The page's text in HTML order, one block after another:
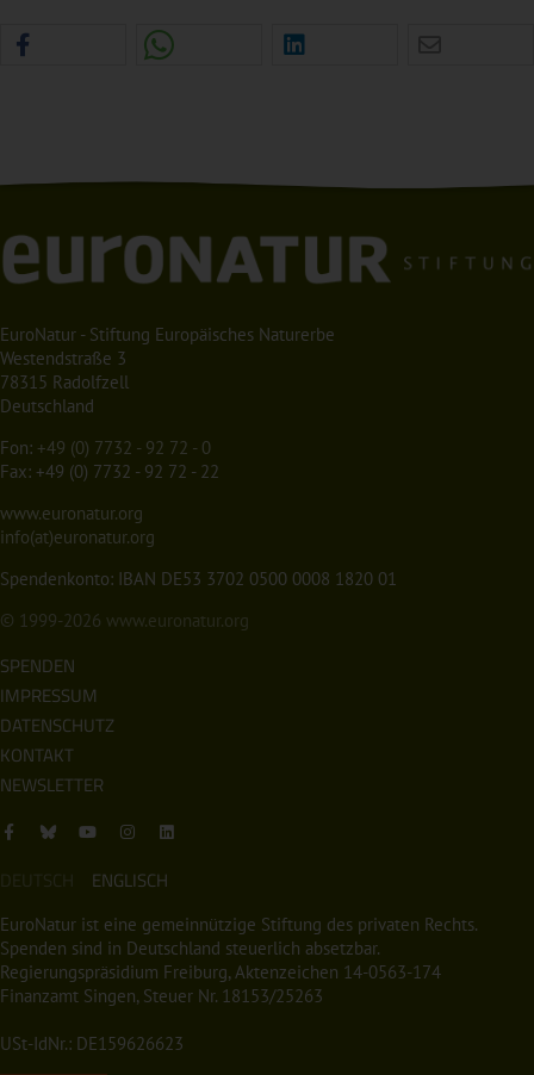
EuroNatur - Stiftung Europäisches Naturerbe
Westendstraße 3
78315 Radolfzell
Deutschland
Fon: +49 (0) 7732 - 92 72 - 0
Fax: +49 (0) 7732 - 92 72 - 22
www.euronatur.org
info(at)euronatur.org
Spendenkonto: IBAN DE53 3702 0500 0008 1820 01
© 1999-2026 www.euronatur.org
SPENDEN
IMPRESSUM
DATENSCHUTZ
KONTAKT
NEWSLETTER
DEUTSCH ENGLISCH
EuroNatur ist eine gemeinnützige Stiftung des privaten Rechts.
Spenden sind in Deutschland steuerlich absetzbar.
Regierungspräsidium Freiburg, Aktenzeichen 14-0563-174
Finanzamt Singen, Steuer Nr. 18153/25263
USt-IdNr.: DE159626623